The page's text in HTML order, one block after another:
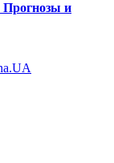
Прогнозы и